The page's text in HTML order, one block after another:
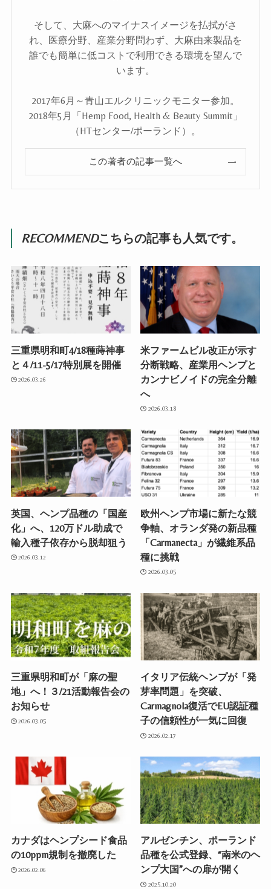
そして、大麻へのマイナスイメージを払拭がさ
れ、医療分野、産業分野問わず、大麻由来製品を
誰でも簡単に低コストで利用できる環境を望んで
います。
2017年6月～青山エルクリニックモニター参加。
2018年5月「Hemp Food, Health & Beauty Summit」
（HTセンター/ポーランド）。
この著者の記事一覧へ
RECOMMENDこちらの記事も人気です。
三重県明和町4/18種蒔神事
と４/11-5/17特別展を開催
2026.03.26
米ファームビル改正が示す
分断戦略、産業用ヘンプと
カンナビノイドの完全分離
へ
2026.03.18
英国、ヘンプ品種の「国産
化」へ、120万ドル助成で
輸入種子依存から脱却狙う
2026.03.12
欧州ヘンプ市場に新たな競
争軸、オランダ発の新品種
「Carmanecta」が繊維系品
種に挑戦
2026.03.05
三重県明和町が「麻の聖
地」へ！３/21活動報告会の
お知らせ
2026.03.05
イタリア伝統ヘンプが「発
芽率問題」を突破、
Carmagnola復活でEU認証種
子の信頼性が一気に回復
2026.02.17
カナダはヘンプシード食品
の10ppm規制を撤廃した
2026.02.06
アルゼンチン、ポーランド
品種を公式登録、“南米のヘ
ンプ大国”への扉が開く
2025.10.20